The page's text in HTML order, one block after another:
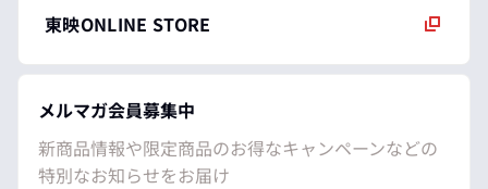
東映ONLINE STORE
メルマガ会員募集中
新商品情報や限定商品のお得なキャンペーンなどの
特別なお知らせをお届け